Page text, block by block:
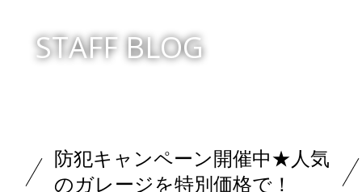
STAFF BLOG
防犯キャンペーン開催中★人気
のガレージを特別価格で！